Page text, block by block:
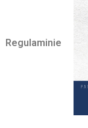
Regulaminie